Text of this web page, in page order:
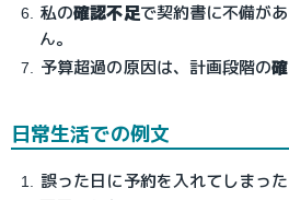
私の確認不足で契約書に不備が
ん。
予算超過の原因は、計画段階の
日常生活での例文
誤った日に予約を入れてしまっ